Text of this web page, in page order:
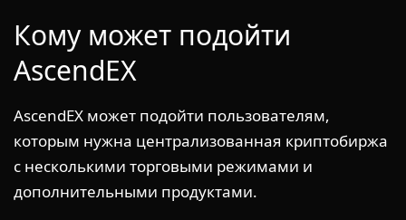
Кому может подойти
AscendEX
AscendEX может подойти пользователям,
которым нужна централизованная криптобиржа
с несколькими торговыми режимами и
дополнительными продуктами.